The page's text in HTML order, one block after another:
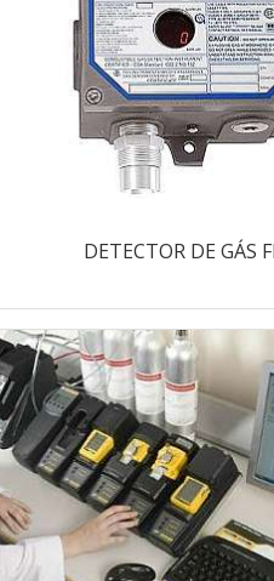
DETECTOR DE GÁS